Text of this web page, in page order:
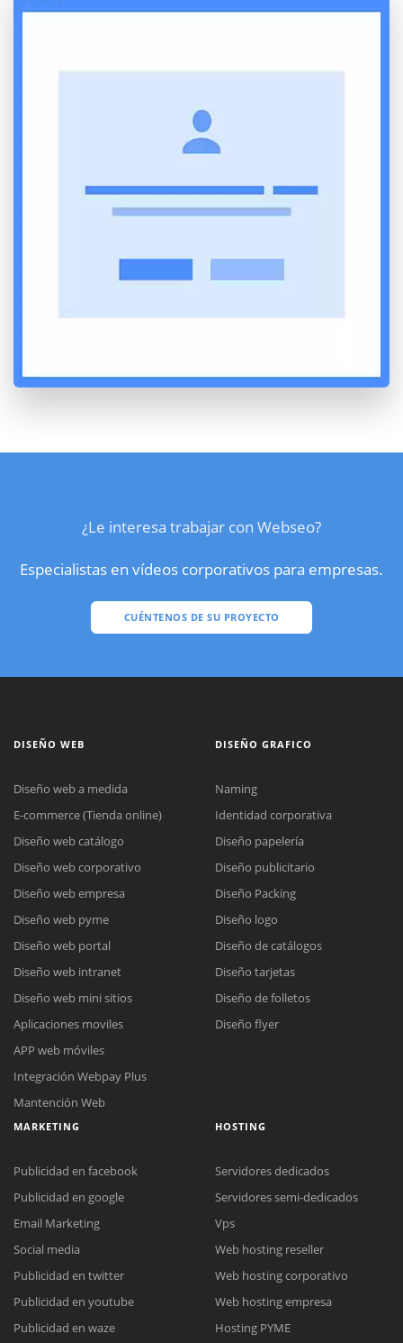
¿Le interesa trabajar con Webseo?
Especialistas en vídeos corporativos para empresas.
CUÉNTENOS DE SU PROYECTO
Reunión online
Nuestros ejecutivos le enviarán un correo electrónico con el enlace a
Meet para la reunión online.
Cotización
Complete el formulario y nos contactaremos a la brevedad.
Chat Online
Todos nuestros ejecutivos están fuera de línea. Complete el formulario
para enviarnos un correo electrónico con sus datos personales.
DISEÑO WEB
Diseño web a medida
E-commerce (Tienda online)
Diseño web catálogo
Diseño web corporativo
Diseño web empresa
Diseño web pyme
Diseño web portal
Diseño web intranet
Diseño web mini sitios
Aplicaciones moviles
APP web móviles
Integración Webpay Plus
Mantención Web
DISEÑO GRAFICO
Naming
Identidad corporativa
Diseño papelería
Diseño publicitario
Diseño Packing
Diseño logo
Diseño de catálogos
Diseño tarjetas
Diseño de folletos
Diseño flyer
MARKETING
Publicidad en facebook
Publicidad en google
Email Marketing
Social media
Publicidad en twitter
Publicidad en youtube
Publicidad en waze
HOSTING
Servidores dedicados
Servidores semi-dedicados
Vps
Web hosting reseller
Web hosting corporativo
Web hosting empresa
Hosting PYME